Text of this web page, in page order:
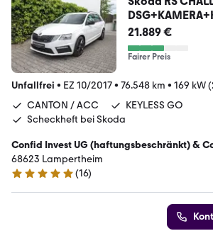
N+ACC
21.889 €
Fairer Preis
Unfallfrei • EZ 10/2017• 76.548 km • 169 kW
CANTON / ACC
KEYLESS GO
Scheckheft bei Skoda
Confid Invest UG (haftungsbeschränkt) &
68623 Lampertheim
5 Sterne
(16)